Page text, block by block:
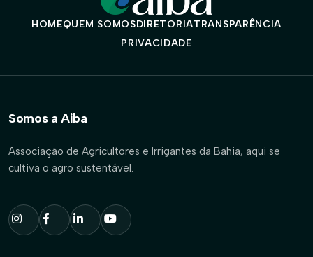
HOMEQUEM SOMOSDIRETORIATRANSPARÊNCIA
PRIVACIDADE
Somos a Aiba
Associação de Agricultores e Irrigantes da Bahia, aqui se
cultiva o agro sustentável.